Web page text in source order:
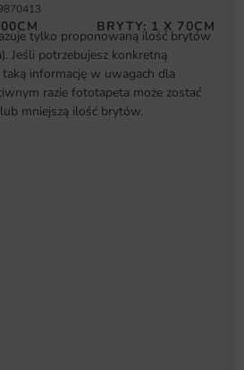
BRYTY: 1 X 70CM
tylko proponowaną ilość brytów
Jeśli potrzebujesz konkretną
informację w uwagach dla
razie fototapeta może zostać
mniejszą ilość brytów.